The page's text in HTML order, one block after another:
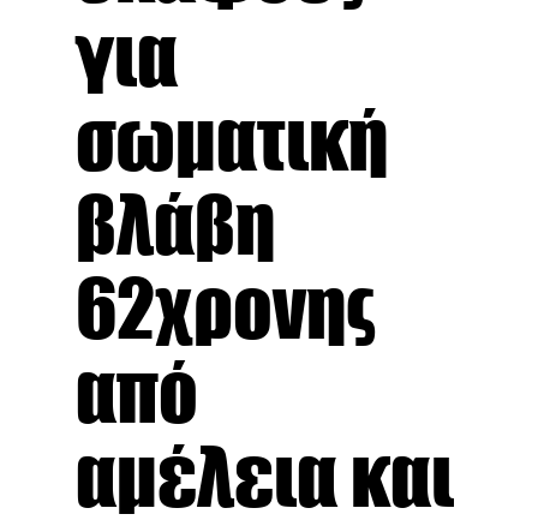
για
σωματική
βλάβη
62χρονης
από
αμέλεια και